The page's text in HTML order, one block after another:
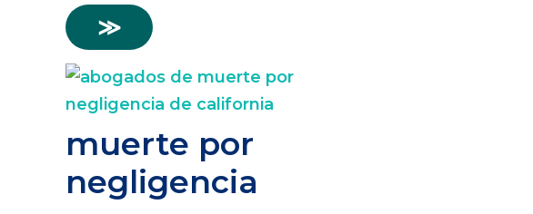
≫
muerte por
negligencia